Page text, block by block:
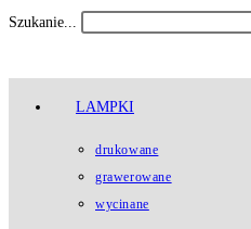
Koniec
Szukanie...
LAMPKI
drukowane
grawerowane
wycinane